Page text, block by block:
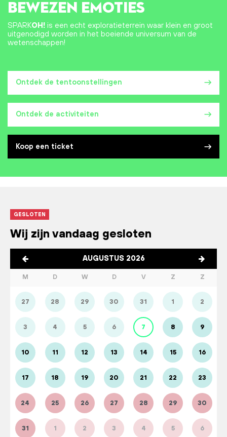
Ontdek de tentoonstellingen
Ontdek de activiteiten
Koop een ticket
BEWEZEN EMOTIES
SPARKOH! is een echt exploratieterrein waar klein en groot
uitgenodigd worden in het boeiende universum van de
wetenschappen!
GESLOTEN
Wij zijn vandaag gesloten
AUGUSTUS 2026
M D W D V Z Z
27 28 29 30 31 1 2
3 4 5 6 7 8 9
10 11 12 13 14 15 16
17 18 19 20 21 22 23
24 25 26 27 28 29 30
31 1 2 3 4 5 6